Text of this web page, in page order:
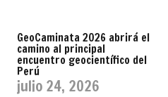
GeoCaminata 2026 abrirá el
camino al principal
encuentro geocientífico del
Perú
julio 24, 2026